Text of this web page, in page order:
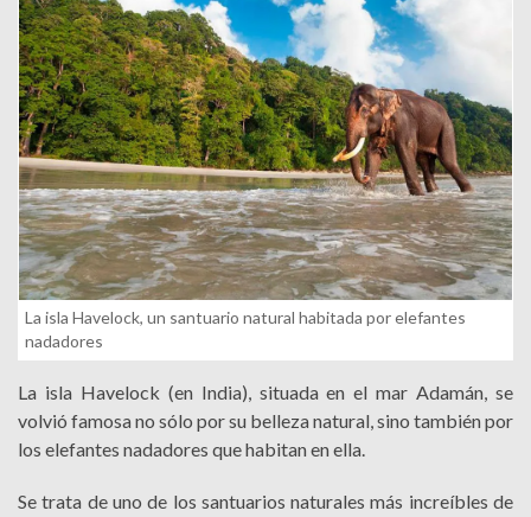
La isla Havelock, un santuario natural habitada por elefantes
nadadores
La isla Havelock (en India), situada en el mar Adamán, se
volvió famosa no sólo por su belleza natural, sino también por
los elefantes nadadores que habitan en ella.
Se trata de uno de los santuarios naturales más increíbles de